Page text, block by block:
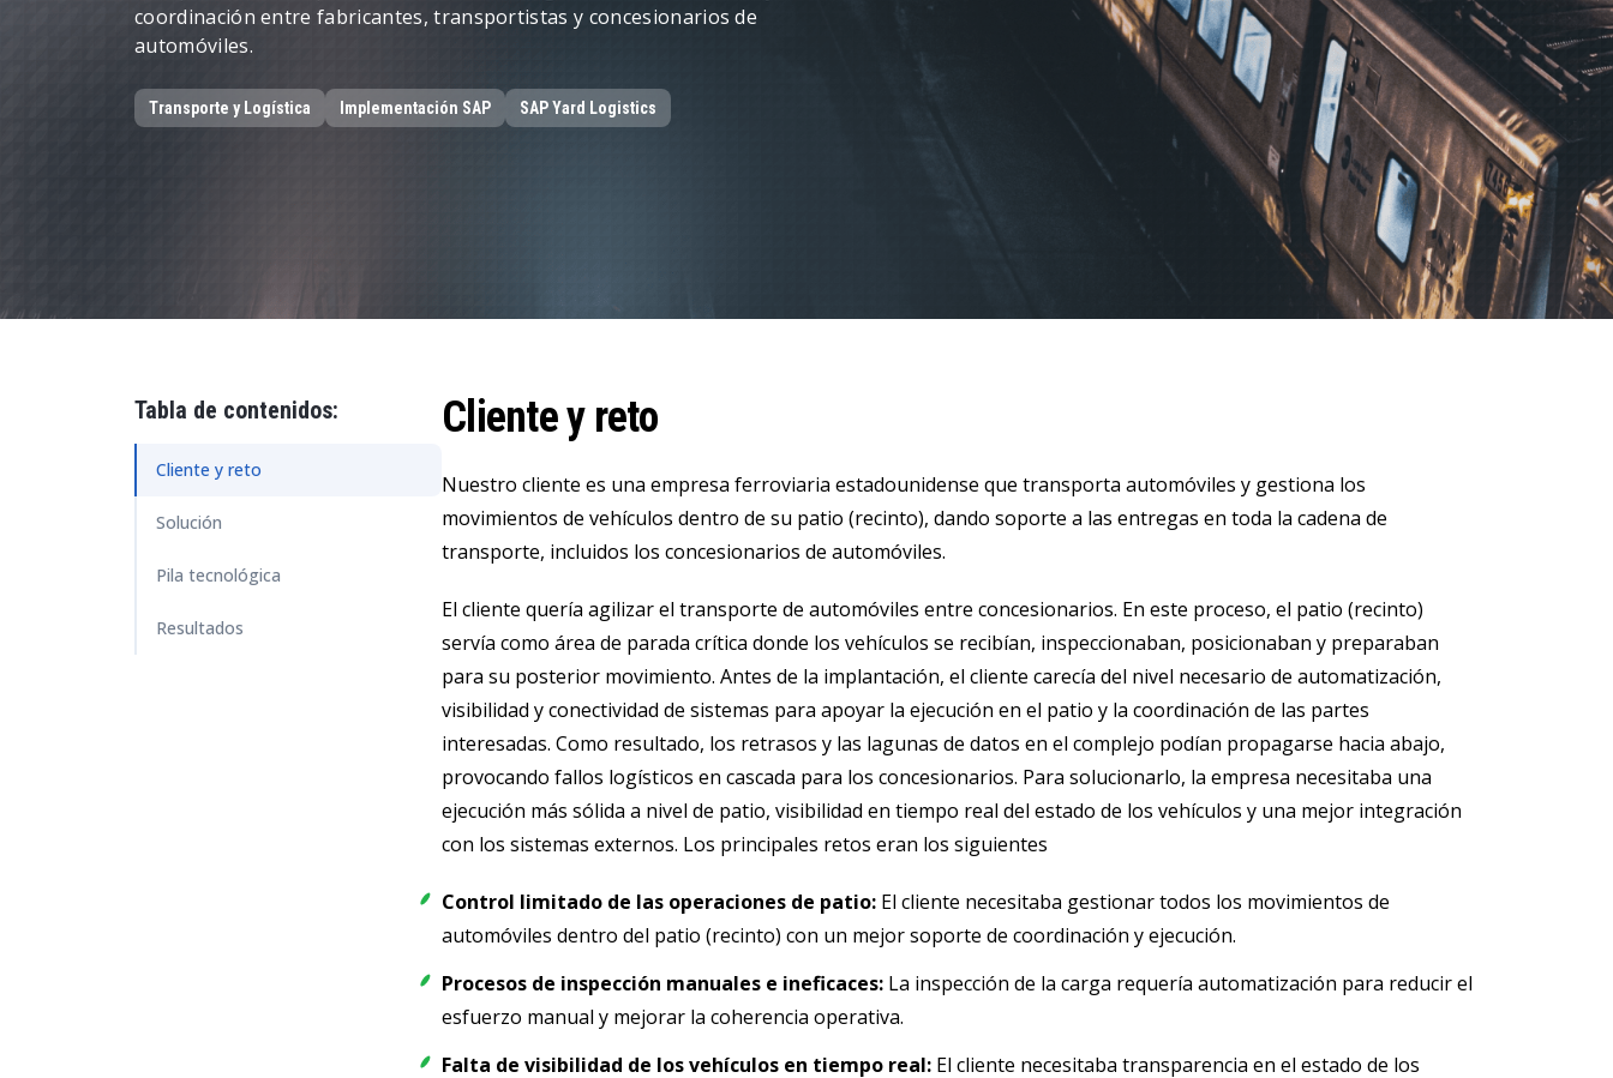
Venta de licencias SAP Ofrezca experiencias de usuario intuitivas con SAP
INTELIGENCIA ARTIFICIAL (IA)
SAP AI Core & AI Launchpad
SAP Integration Suite
Datos y analítica
Gestión de la sostenibilidad
coordinación entre fabricantes, transportistas y concesionarios de
automóviles.
Transporte y Logística Implementación SAP SAP Yard Logistics
Tabla de contenidos:
Cliente y reto
Solución
Pila tecnológica
Resultados
Cliente y reto
Nuestro cliente es una empresa ferroviaria estadounidense que transporta automóviles y gestiona los
movimientos de vehículos dentro de su patio (recinto), dando soporte a las entregas en toda la cadena de
transporte, incluidos los concesionarios de automóviles.
El cliente quería agilizar el transporte de automóviles entre concesionarios. En este proceso, el patio (recinto)
servía como área de parada crítica donde los vehículos se recibían, inspeccionaban, posicionaban y preparaban
para su posterior movimiento. Antes de la implantación, el cliente carecía del nivel necesario de automatización,
visibilidad y conectividad de sistemas para apoyar la ejecución en el patio y la coordinación de las partes
interesadas. Como resultado, los retrasos y las lagunas de datos en el complejo podían propagarse hacia abajo,
provocando fallos logísticos en cascada para los concesionarios. Para solucionarlo, la empresa necesitaba una
ejecución más sólida a nivel de patio, visibilidad en tiempo real del estado de los vehículos y una mejor integración
con los sistemas externos. Los principales retos eran los siguientes
Control limitado de las operaciones de patio: El cliente necesitaba gestionar todos los movimientos de
automóviles dentro del patio (recinto) con un mejor soporte de coordinación y ejecución.
Procesos de inspección manuales e ineficaces: La inspección de la carga requería automatización para reducir el
esfuerzo manual y mejorar la coherencia operativa.
Falta de visibilidad de los vehículos en tiempo real: El cliente necesitaba transparencia en el estado de los